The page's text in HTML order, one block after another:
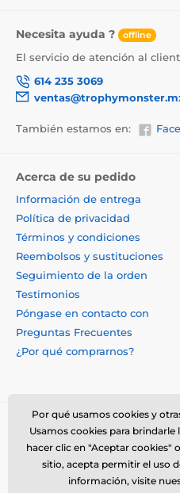
Necesita ayuda ? offline
El servicio de atención al
614 235 3069
También estamos en:
Acerca de su pedido
Información de entrega
Política de privacidad
Términos y condiciones
Reembolsos y sustituciones
Seguimiento de la orden
Testimonios
Póngase en contacto con
Preguntas Frecuentes
¿Por qué comprarnos?
Por qué usamos cookies y
Usamos cookies para brindarle
hacer clic en "Aceptar cookies"
sitio, acepta permitir el uso
información, visite